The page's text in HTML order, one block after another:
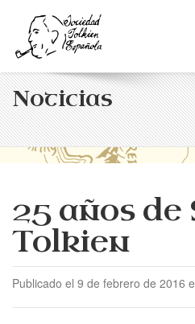
Noticias
25 años de
Tolkien
Publicado el 9 de febrero de 2016